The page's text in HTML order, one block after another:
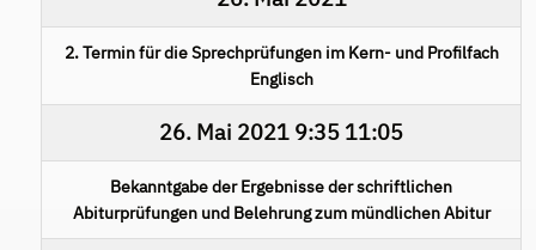
2. Termin für die Sprechprüfungen im Kern- und Profilfach
Englisch
26. Mai 2021 9:35 11:05
Bekanntgabe der Ergebnisse der schriftlichen
Abiturprüfungen und Belehrung zum mündlichen Abitur